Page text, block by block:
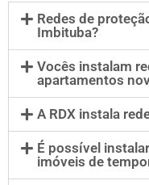
Redes de
Imbituba?
Vocês instalam
apartamentos
A RDX instala
É possível
imóveis de